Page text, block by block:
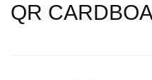
QR